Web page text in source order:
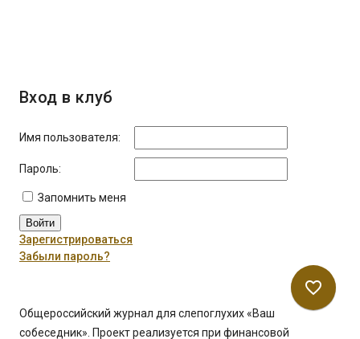
Вход в клуб
Имя пользователя:
Пароль:
Запомнить меня
Войти
Зарегистрироваться
Забыли пароль?
Общероссийский журнал для слепоглухих «Ваш
собеседник». Проект реализуется при финансовой
favorite_border